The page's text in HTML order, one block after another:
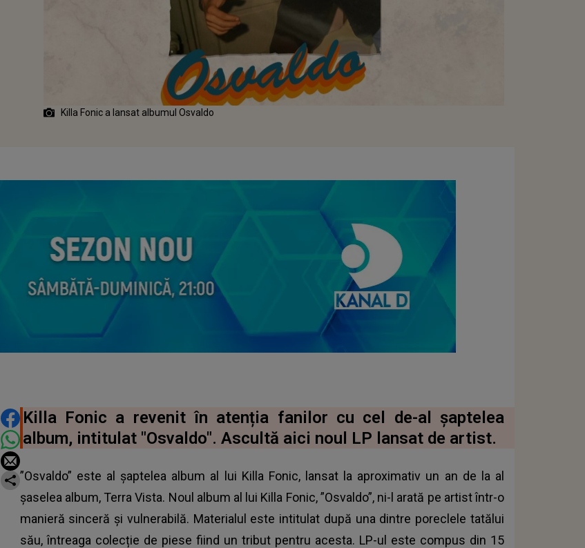
Killa Fonic a lansat albumul Osvaldo
DISTRIBUIE ARTICOLUL
Killa Fonic a revenit în atenția fanilor cu cel de-al șaptelea
album, intitulat "Osvaldo". Ascultă aici noul LP lansat de artist.
”Osvaldo” este al șaptelea album al lui Killa Fonic, lansat la aproximativ un an de la al
șaselea album, Terra Vista. Noul album al lui Killa Fonic, ”Osvaldo”, ni-l arată pe artist într-o
manieră sinceră și vulnerabilă. Materialul este intitulat după una dintre poreclele tatălui
său, întreaga colecție de piese fiind un tribut pentru acesta. LP-ul este compus din 15